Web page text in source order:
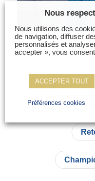
Nous
Nous utilisons des
de navigation, diffuser
personnalisés et
accepter », vous
ACCEPTER TOUT
Préférences cookies